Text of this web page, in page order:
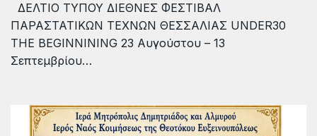
ΔΕΛΤΙΟ ΤΥΠΟΥ ΔΙΕΘΝΕΣ ΦΕΣΤΙΒΑΛ
ΠΑΡΑΣΤΑΤΙΚΩΝ ΤΕΧΝΩΝ ΘΕΣΣΑΛΙΑΣ UNDER30
THE BEGINNINING 23 Αυγούστου – 13
Σεπτεμβρίου…